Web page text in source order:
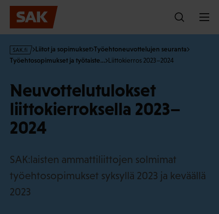
Hyppää
sisältöön
s
a
Liitot ja sopimukset Työehtoneuvottelujen seuranta
Työehtosopimukset ja työtaiste… Liittokierros 2023–2024
Neuvottelutulokset
liittokierroksella 2023–
2024
SAK:laisten ammattiliittojen solmimat
työehtosopimukset syksyllä 2023 ja keväällä
2023